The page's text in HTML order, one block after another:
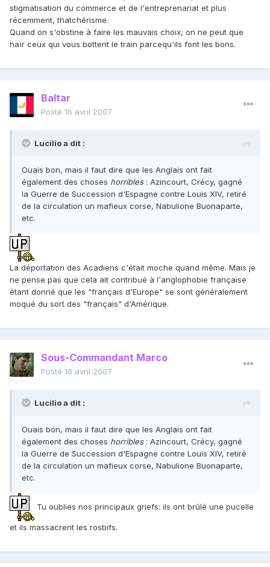
stigmatisation du commerce et de l'entreprenariat et plus
récemment, thatchérisme.
Quand on s'obstine à faire les mauvais choix, on ne peut que
haïr ceux qui vous bottent le train parcequ'ils font les bons.
Baltar
Posté 16 avril 2007
Lucilio a dit :
Ouais bon, mais il faut dire que les Anglais ont fait
également des choses horribles: Azincourt, Crécy, gagné
la Guerre de Succession d'Espagne contre Louis XIV, retiré
de la circulation un mafieux corse, Nabulione Buonaparte,
etc.
La déportation des Acadiens c'était moche quand même. Mais je
ne pense pas que cela ait contribué à l'anglophobie française
étant donné que les "français d'Europe" se sont généralement
moqué du sort des "français" d'Amérique.
Sous-Commandant Marco
Posté 16 avril 2007
Lucilio a dit :
Ouais bon, mais il faut dire que les Anglais ont fait
également des choses horribles: Azincourt, Crécy, gagné
la Guerre de Succession d'Espagne contre Louis XIV, retiré
de la circulation un mafieux corse, Nabulione Buonaparte,
etc.
Tu oublies nos principaux griefs: ils ont brûlé une pucelle
et ils massacrent les rosbifs.